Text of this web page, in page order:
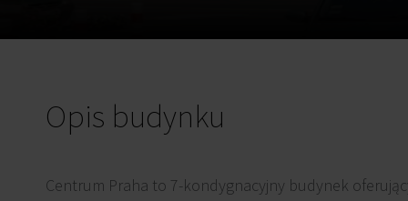
Opis budynku
Centrum Praha to 7-kondygnacyjny budynek